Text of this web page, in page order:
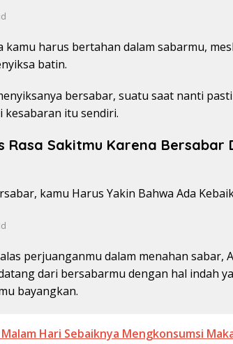
kamu harus bertahan dalam sabarmu,
batin.
bersabar, suatu saat nanti
kesabaran itu sendiri.
Rasa Sakitmu Karena Bersabar
perjuanganmu dalam menahan sabar,
dari bersabarmu dengan hal indah
bayangkan.
Malam Hari Sebaiknya Mengkonsumsi